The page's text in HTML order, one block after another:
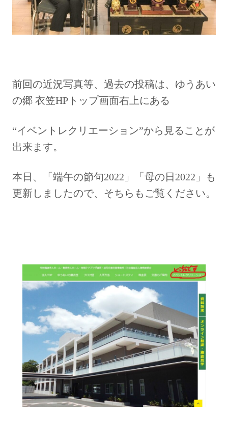
前回の近況写真等、過去の投稿は、ゆうあい
の郷 衣笠HPトップ画面右上にある
“イベントレクリエーション”から見ることが
出来ます。
本日、「端午の節句2022」「母の日2022」も
更新しましたので、そちらもご覧ください。